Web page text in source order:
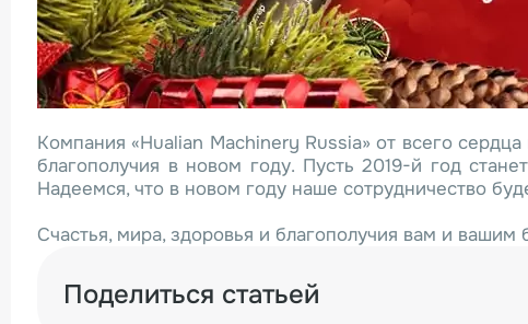
Компания «Hualian Machinery Russia» от всего
благополучия в новом году. Пусть 2019-й год
Надеемся, что в новом году наше сотрудничество
Счастья, мира, здоровья и благополучия вам и вашим
Поделиться статьей